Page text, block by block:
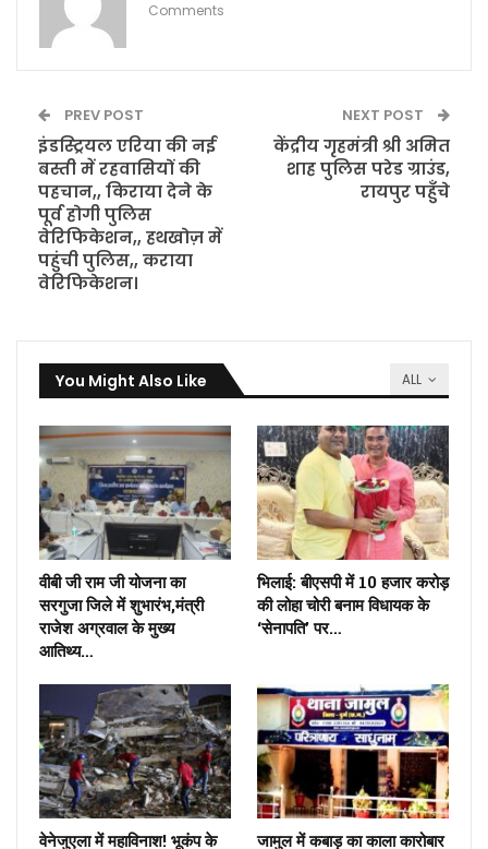
Comments
PREV POST
इंडस्ट्रियल एरिया की नई
बस्ती में रहवासियों की
पहचान,, किराया देने के
पूर्व होगी पुलिस
वेरिफिकेशन,, हथखोज़ में
पहुंची पुलिस,, कराया
वेरिफिकेशन।
NEXT POST
केंद्रीय गृहमंत्री श्री अमित
शाह पुलिस परेड ग्राउंड,
रायपुर पहुँचे
ALL
You Might Also Like
वीबी जी राम जी योजना का
सरगुजा जिले में शुभारंभ,मंत्री
राजेश अग्रवाल के मुख्य
आतिथ्य…
भिलाई: बीएसपी में 10 हजार करोड़
की लोहा चोरी बनाम विधायक के
‘सेनापति’ पर…
वेनेजुएला में महाविनाश! भूकंप के जामुल में कबाड़ का काला कारोबार